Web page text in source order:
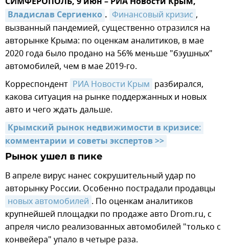
Владислав Сергиенко . Финансовый кризис ,
вызванный пандемией, существенно отразился на
авторынке Крыма: по оценкам аналитиков, в мае
2020 года было продано на 56% меньше "бэушных"
автомобилей, чем в мае 2019-го.
Корреспондент РИА Новости Крым разбирался,
какова ситуация на рынке поддержанных и новых
авто и чего ждать дальше.
Крымский рынок недвижимости в кризисе:
комментарии и советы экспертов >>
Рынок ушел в пике
В апреле вирус нанес сокрушительный удар по
авторынку России. Особенно пострадали продавцы
новых автомобилей . По оценкам аналитиков
крупнейшей площадки по продаже авто Drom.ru, с
апреля число реализованных автомобилей "только с
конвейера" упало в четыре раза.